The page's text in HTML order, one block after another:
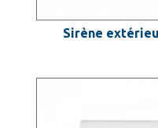
Sirène